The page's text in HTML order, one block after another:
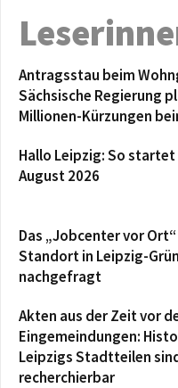
Antragsstau beim
Sächsische Regierung
Millionen-Kürzungen
Hallo Leipzig: So
August 2026
Das „Jobcenter vor
Standort in Leipzig-
nachgefragt
Akten aus der Zeit vor
Eingemeindungen:
Leipzigs Stadtteilen
recherchierbar